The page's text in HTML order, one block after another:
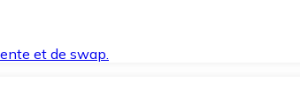
et de swap.